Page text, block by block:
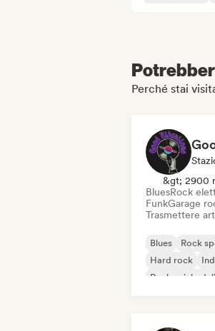
Perché stai
&gt; 2900
BluesRock
FunkGarage
Trasmettere
Blues Rock
Hard rock
Rock